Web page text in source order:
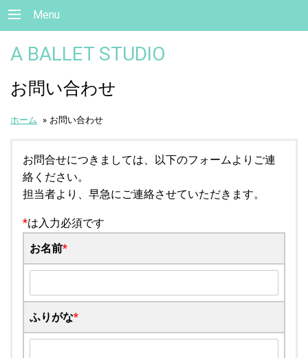
Menu
A BALLET STUDIO
お問い合わせ
ホーム » お問い合わせ
お問合せにつきましては、以下のフォームよりご連
絡ください。
担当者より、早急にご連絡させていただきます。
*は入力必須です
お名前*
ふりがな*